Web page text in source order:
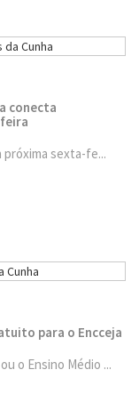
conecta
próxima sexta-fe...
para o Encceja
o Ensino Médio ...